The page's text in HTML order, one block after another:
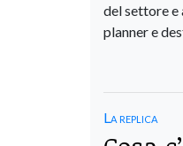
del settore e
planner e
La replica